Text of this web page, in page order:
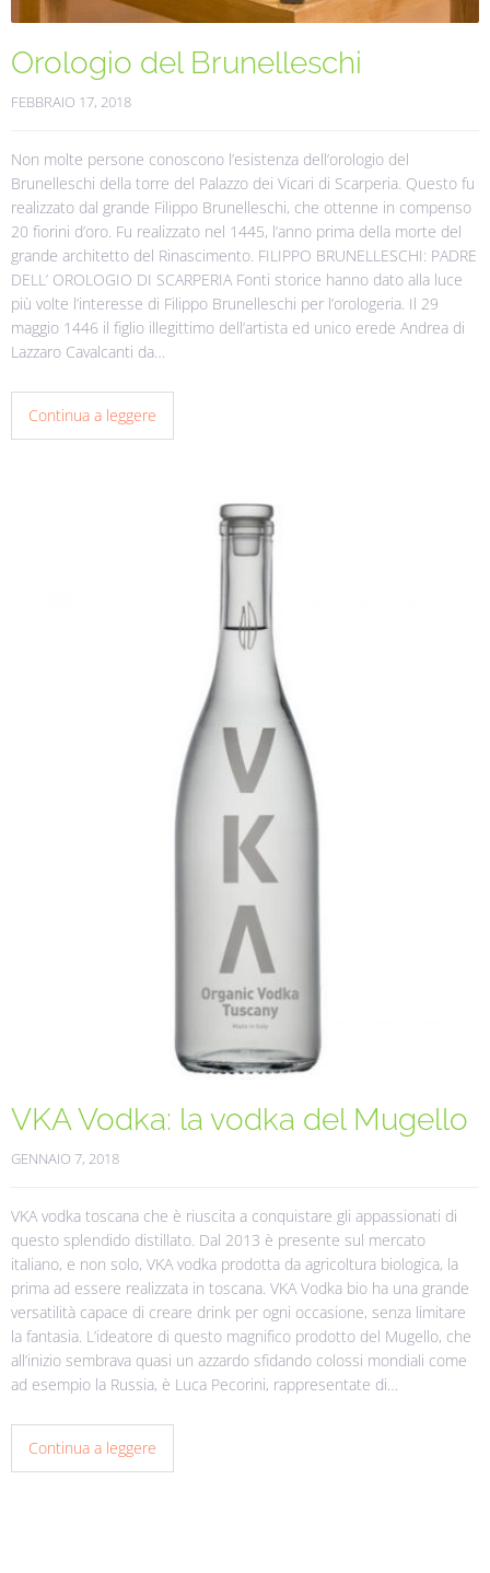
Orologio del Brunelleschi
FEBBRAIO 17, 2018
Non molte persone conoscono l’esistenza dell’orologio del
Brunelleschi della torre del Palazzo dei Vicari di Scarperia. Questo fu
realizzato dal grande Filippo Brunelleschi, che ottenne in compenso
20 fiorini d’oro. Fu realizzato nel 1445, l’anno prima della morte del
grande architetto del Rinascimento. FILIPPO BRUNELLESCHI: PADRE
DELL’ OROLOGIO DI SCARPERIA Fonti storice hanno dato alla luce
più volte l’interesse di Filippo Brunelleschi per l’orologeria. Il 29
maggio 1446 il figlio illegittimo dell’artista ed unico erede Andrea di
Lazzaro Cavalcanti da…
Continua a leggere
VKA Vodka: la vodka del Mugello
GENNAIO 7, 2018
VKA vodka toscana che è riuscita a conquistare gli appassionati di
questo splendido distillato. Dal 2013 è presente sul mercato
italiano, e non solo, VKA vodka prodotta da agricoltura biologica, la
prima ad essere realizzata in toscana. VKA Vodka bio ha una grande
versatilità capace di creare drink per ogni occasione, senza limitare
la fantasia. L’ideatore di questo magnifico prodotto del Mugello, che
all’inizio sembrava quasi un azzardo sfidando colossi mondiali come
ad esempio la Russia, è Luca Pecorini, rappresentate di…
Continua a leggere